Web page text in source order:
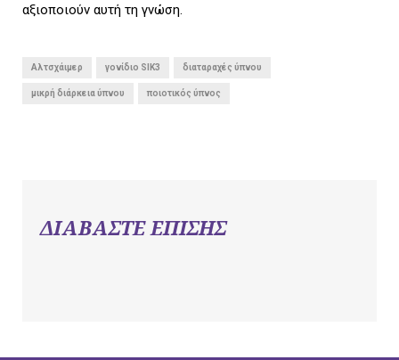
αξιοποιούν αυτή τη γνώση.
Αλτσχάιμερ γονίδιο SIK3 διαταραχές ύπνου
μικρή διάρκεια ύπνου ποιοτικός ύπνος
ΔΙΑΒΑΣΤΕ ΕΠΙΣΗΣ